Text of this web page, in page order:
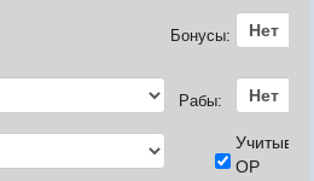
Бонусы:
Рабы:
ОР